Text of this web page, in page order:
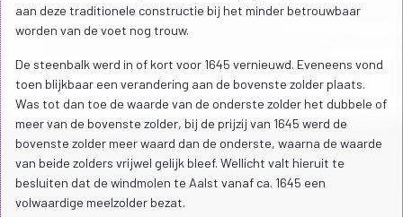
aan deze traditionele constructie bij het minder betrouwbaar
worden van de voet nog trouw.
De steenbalk werd in of kort voor 1645 vernieuwd. Eveneens vond
toen blijkbaar een verandering aan de bovenste zolder plaats.
Was tot dan toe de waarde van de onderste zolder het dubbele of
meer van de bovenste zolder, bij de prijzij van 1645 werd de
bovenste zolder meer waard dan de onderste, waarna de waarde
van beide zolders vrijwel gelijk bleef. Wellicht valt hieruit te
besluiten dat de windmolen te Aalst vanaf ca. 1645 een
volwaardige meelzolder bezat.